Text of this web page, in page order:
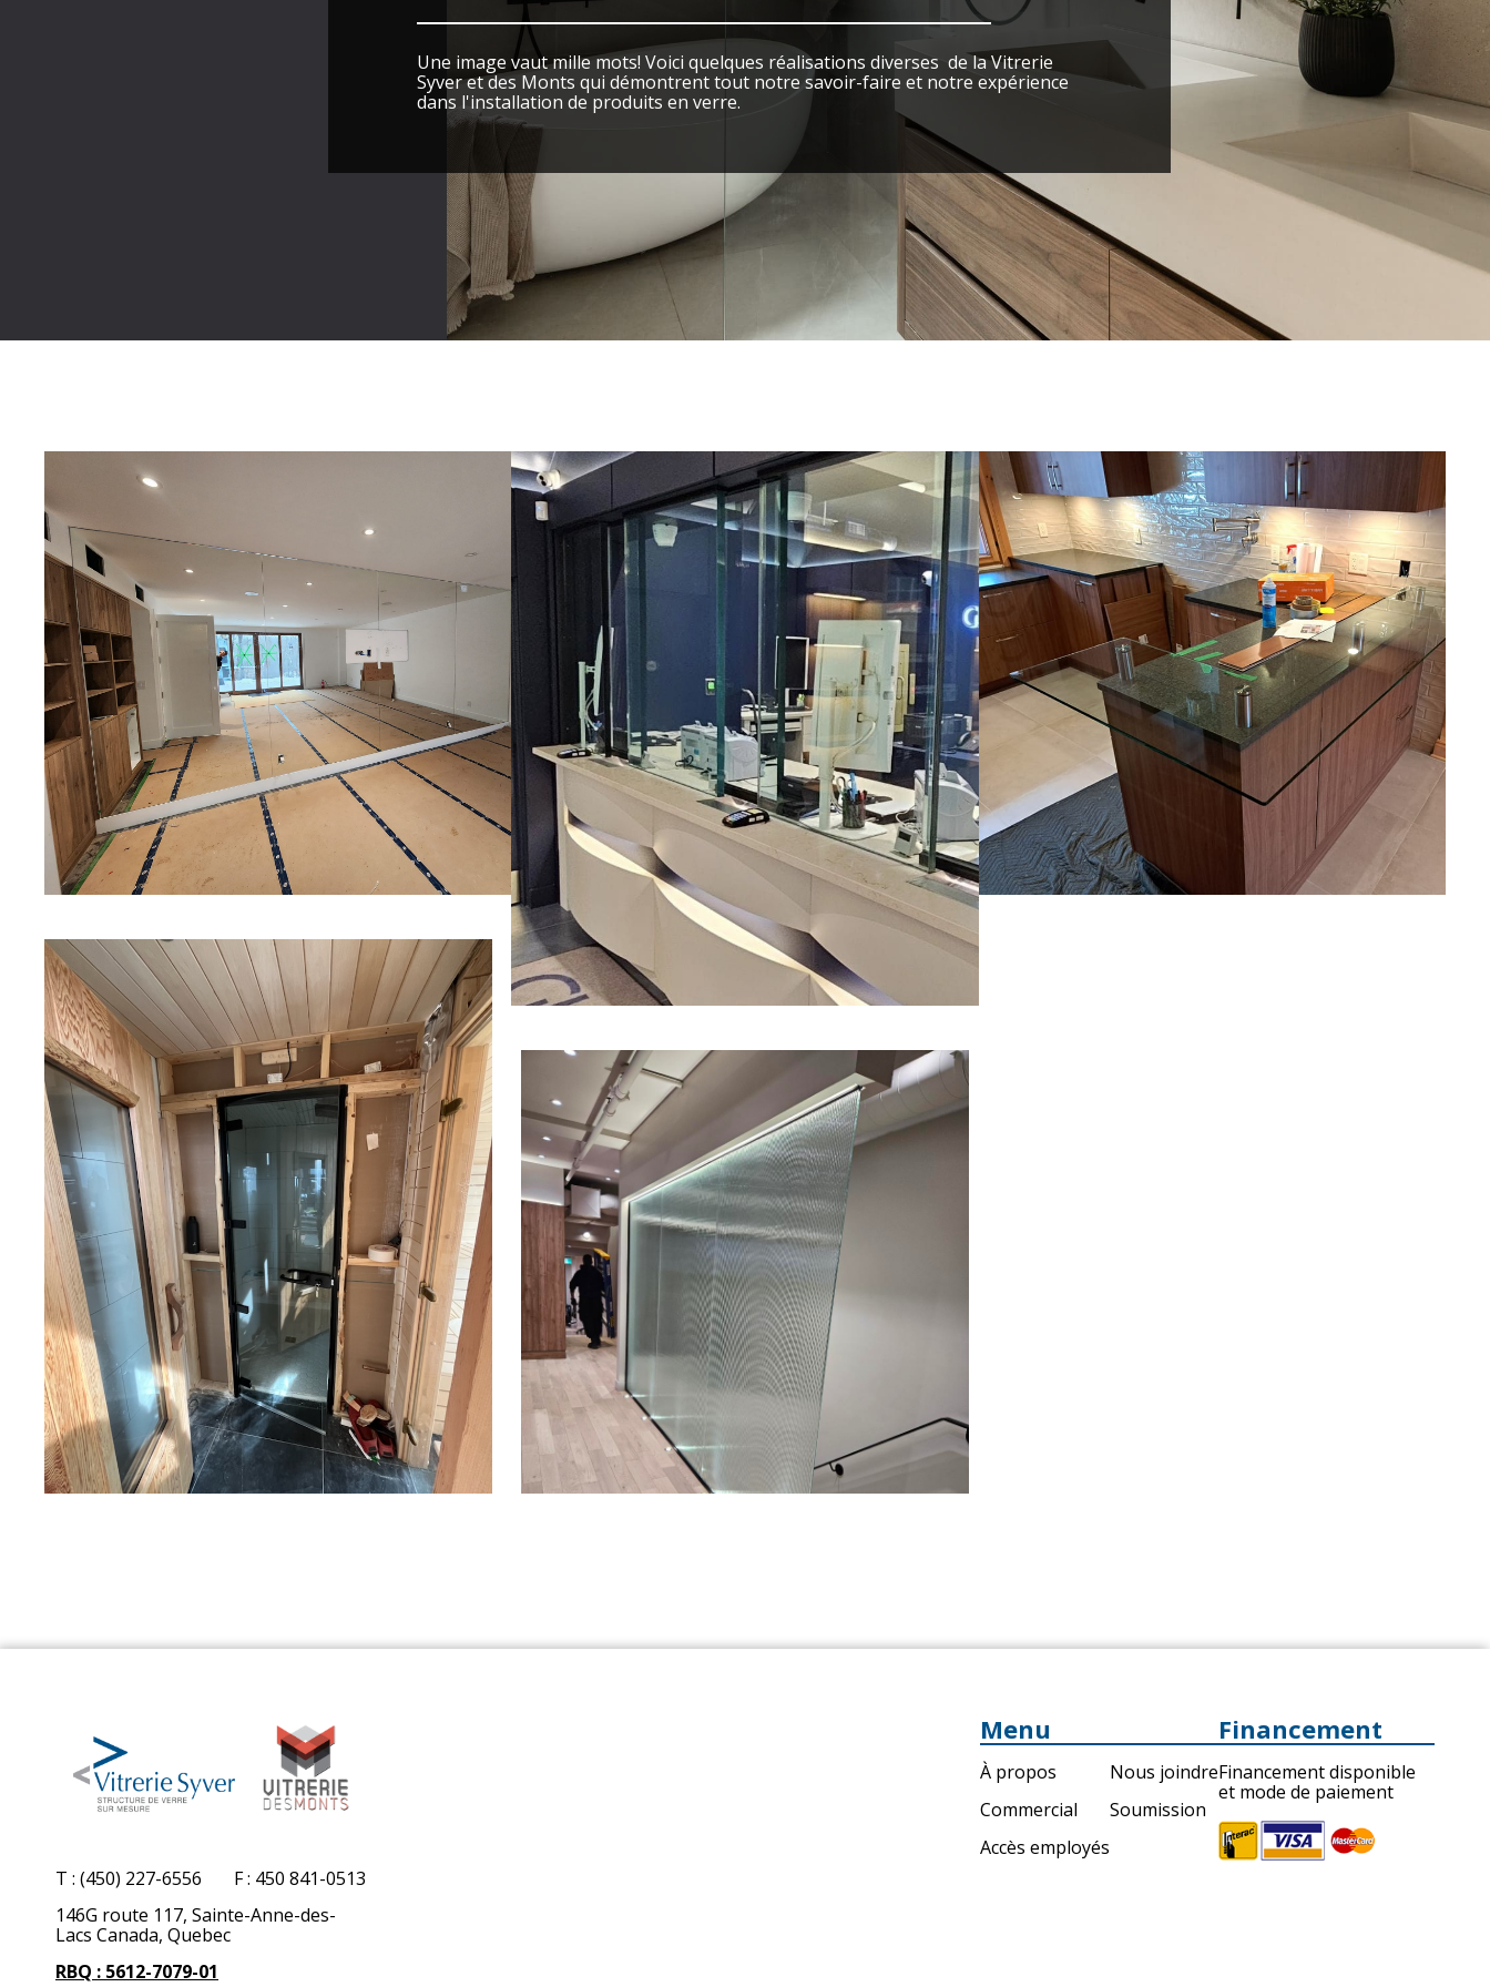
Une image vaut mille mots! Voici quelques réalisations diverses de la Vitrerie
Syver et des Monts qui démontrent tout notre savoir-faire et notre expérience
dans l'installation de produits en verre.
T : (450) 227-6556
F : 450 841-0513
146G route 117, Sainte-Anne-des-
Lacs Canada, Quebec
RBQ : 5612-7079-01
Menu
À propos
Commercial
Accès employés
Nous joindre
Soumission
Financement
Financement disponible
et mode de paiement